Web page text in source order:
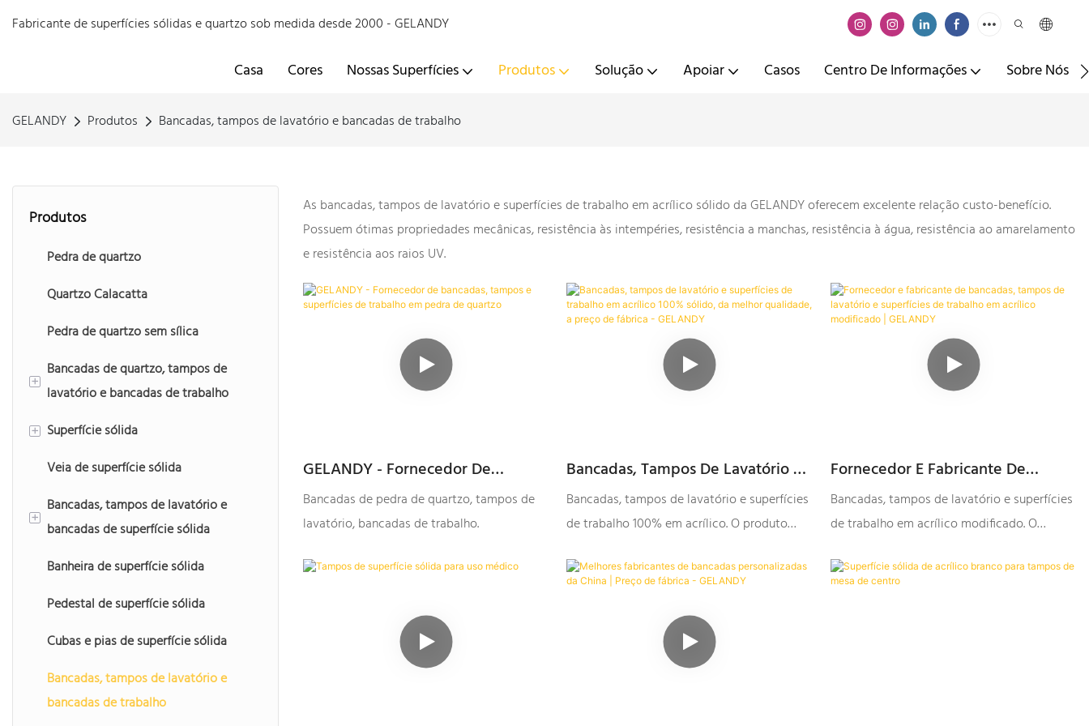
Fabricante de superfícies sólidas e quartzo sob medida desde 2000 - GELANDY
Casa Cores Nossas Superfícies Produtos Solução Apoiar Casos Centro De Informações Sobre Nós
GELANDY Produtos Bancadas, tampos de lavatório e bancadas de trabalho
Produtos
Pedra de quartzo
Quartzo Calacatta
Pedra de quartzo sem sílica
+ Bancadas de quartzo, tampos de
lavatório e bancadas de trabalho
Bancadas de quartzo
Bancadas de quartzo para lavatórios
Bancadas de quartzo
+ Superfície sólida
Superfície sólida de acrílico puro
Superfície sólida acrílica modificada
Veia de superfície sólida
+ Bancadas, tampos de lavatório e
bancadas de superfície sólida
Bancadas de superfície sólida
Bancadas de superfície sólida para
Banheira de superfície sólida
Pedestal de superfície sólida
Cubas e pias de superfície sólida
Bancadas, tampos de lavatório e
bancadas de trabalho
As bancadas, tampos de lavatório e superfícies de trabalho em acrílico sólido da GELANDY oferecem excelente relação custo-benefício.
Possuem ótimas propriedades mecânicas, resistência às intempéries, resistência a manchas, resistência à água, resistência ao amarelamento
e resistência aos raios UV.
GELANDY - Fornecedor De
Bancadas, Tampos E Superfícies
De Trabalho Em Pedra De Quartzo
Bancadas de pedra de quartzo, tampos de
lavatório, bancadas de trabalho.
Bancadas, Tampos De Lavatório E
Superfícies De Trabalho Em
Acrílico 100% Sólido, Da Melhor
GELANDY
Bancadas, tampos de lavatório e superfícies
de trabalho 100% em acrílico. O produto
uma aplicação ainda maior no futuro
Fornecedor E Fabricante De
Bancadas, Tampos De Lavatório E
Superfícies De Trabalho Em
Bancadas, tampos de lavatório e superfícies
de trabalho em acrílico modificado. O
de produtos similares importados.